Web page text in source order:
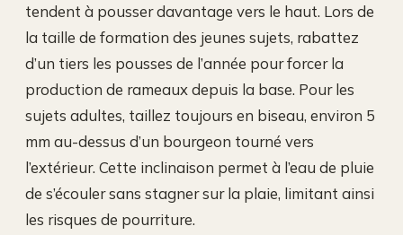
tendent à pousser davantage vers le haut. Lors de
la taille de formation des jeunes sujets, rabattez
d’un tiers les pousses de l’année pour forcer la
production de rameaux depuis la base. Pour les
sujets adultes, taillez toujours en biseau, environ 5
mm au-dessus d’un bourgeon tourné vers
l’extérieur. Cette inclinaison permet à l’eau de pluie
de s’écouler sans stagner sur la plaie, limitant ainsi
les risques de pourriture.